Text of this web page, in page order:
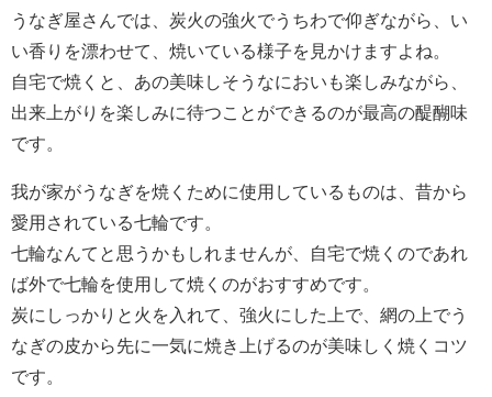
うなぎ屋さんでは、炭火の強火でうちわで仰ぎながら、い
い香りを漂わせて、焼いている様子を見かけますよね。
自宅で焼くと、あの美味しそうなにおいも楽しみながら、
出来上がりを楽しみに待つことができるのが最高の醍醐味
です。
我が家がうなぎを焼くために使用しているものは、昔から
愛用されている七輪です。
七輪なんてと思うかもしれませんが、自宅で焼くのであれ
ば外で七輪を使用して焼くのがおすすめです。
炭にしっかりと火を入れて、強火にした上で、網の上でう
なぎの皮から先に一気に焼き上げるのが美味しく焼くコツ
です。